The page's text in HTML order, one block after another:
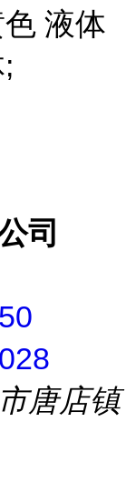
液体
司
唐店镇